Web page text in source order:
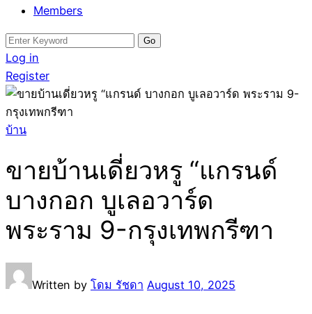
Members
Search
for:
Log in
Register
บ้าน
ขายบ้านเดี่ยวหรู “แกรนด์
บางกอก บูเลอวาร์ด
พระราม 9-กรุงเทพกรีฑา
Written by โดม รัชดา August 10, 2025